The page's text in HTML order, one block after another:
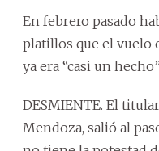
En febrero pasado
platillos que el vuelo
ya era “casi un
DESMIENTE. El
Mendoza, salió al